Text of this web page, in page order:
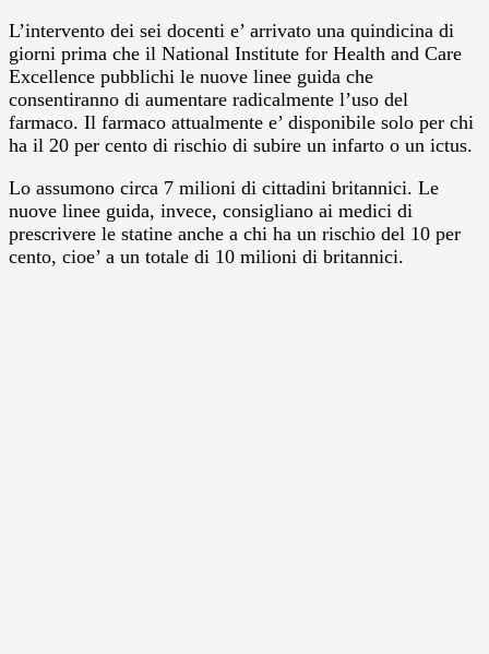
L’intervento dei sei docenti e’ arrivato una quindicina di
giorni prima che il National Institute for Health and Care
Excellence pubblichi le nuove linee guida che
consentiranno di aumentare radicalmente l’uso del
farmaco. Il farmaco attualmente e’ disponibile solo per chi
ha il 20 per cento di rischio di subire un infarto o un ictus.
Lo assumono circa 7 milioni di cittadini britannici. Le
nuove linee guida, invece, consigliano ai medici di
prescrivere le statine anche a chi ha un rischio del 10 per
cento, cioe’ a un totale di 10 milioni di britannici.